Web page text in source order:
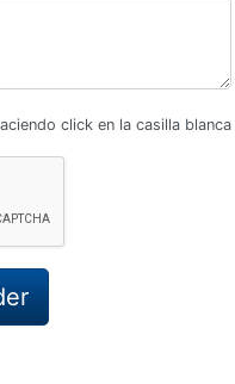
click en la casilla blanca